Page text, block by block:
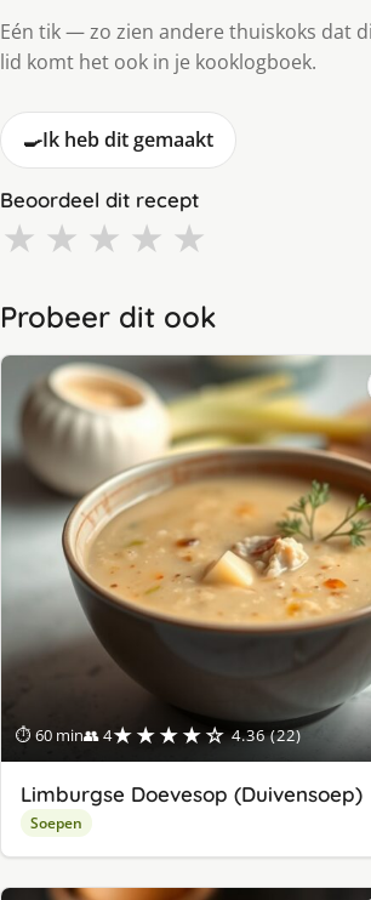
Eén tik — zo zien andere thuiskoks dat
lid komt het ook in je kooklogboek.
🍳Ik heb dit gemaakt
Beoordeel dit recept
★ ★ ★ ★ ★
Probeer dit ook
⏱ 60 min👥 4★★★★☆ 4.36 (22)
Limburgse Doevesop (Duivensoep)
Soepen